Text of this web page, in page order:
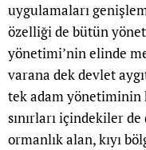
uygulamaları
özelliği de bütün
yönetimi’nin elinde
varana dek devlet
tek adam yönetiminin
sınırları içindekiler
ormanlık alan, kıyı